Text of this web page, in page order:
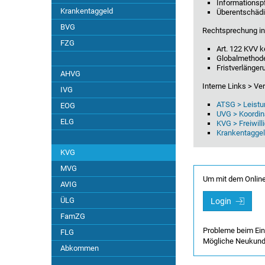
Europäisches Recht
Gesundheitsförderung
Geltungsbereich
Gemeinsame Einrichtung KVG
Kommissionen
KVAG / KVAV
Kosteneindämmung
Krankentaggeld
BVG
FZG
AHVG
IVG
EOG
ELG
KVG
MVG
AVIG
ÜLG
FamZG
FLG
Abkommen
Rechtsprechung
Art. 122 KVV
Interne Links >
ATSG >
UVG >
KVG >
Um mit dem
Login
Probleme beim
Mögliche